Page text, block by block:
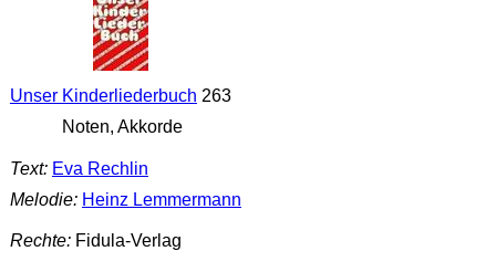
Unser Kinderliederbuch 263
Noten, Akkorde
Text: Eva Rechlin
Melodie: Heinz Lemmermann
Rechte:Fidula-Verlag